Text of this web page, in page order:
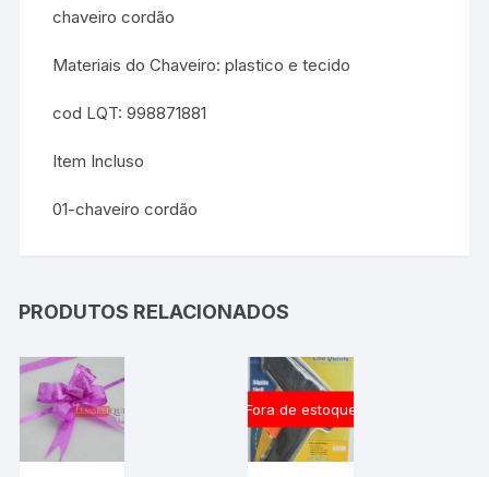
chaveiro cordão
Materiais do Chaveiro: plastico e tecido
cod LQT: 998871881
Item Incluso
01-chaveiro cordão
PRODUTOS RELACIONADOS
Fora de estoque